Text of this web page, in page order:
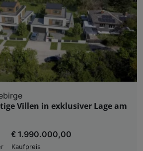
Villen in exklusiver Lage am
€ 1.990.000,00
Kaufpreis